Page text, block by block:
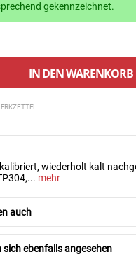
gekennzeichnet.
IN DENWARENKORB
wiederholt kalt
mehr
auch
sich ebenfalls angesehen